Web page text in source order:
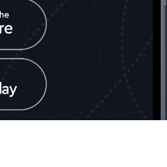
Часто задаваемые
вопросы
Социальные сети